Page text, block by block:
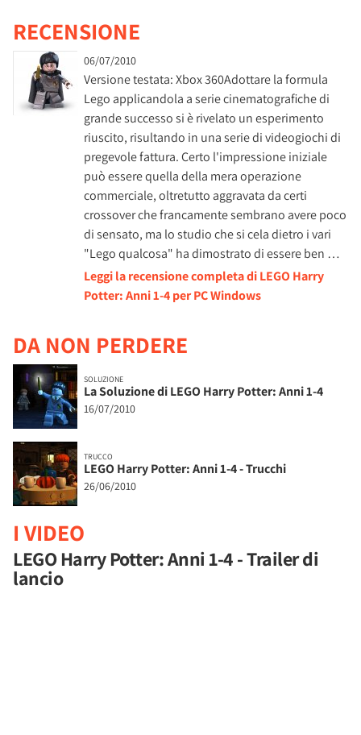
RECENSIONE
06/07/2010
Versione testata: Xbox 360Adottare la formula
Lego applicandola a serie cinematografiche di
grande successo si è rivelato un esperimento
riuscito, risultando in una serie di videogiochi di
pregevole fattura. Certo l'impressione iniziale
può essere quella della mera operazione
commerciale, oltretutto aggravata da certi
crossover che francamente sembrano avere poco
di sensato, ma lo studio che si cela dietro i vari
"Lego qualcosa" ha dimostrato di essere ben …
Leggi la recensione completa di LEGO Harry
Potter: Anni 1-4 per PC Windows
DA NON PERDERE
SOLUZIONE
La Soluzione di LEGO Harry Potter: Anni 1-4
16/07/2010
TRUCCO
LEGO Harry Potter: Anni 1-4 - Trucchi
26/06/2010
I VIDEO
LEGO Harry Potter: Anni 1-4 - Trailer di
lancio